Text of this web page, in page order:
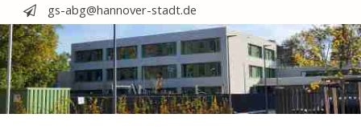
gs-abg@hannover-stadt.de